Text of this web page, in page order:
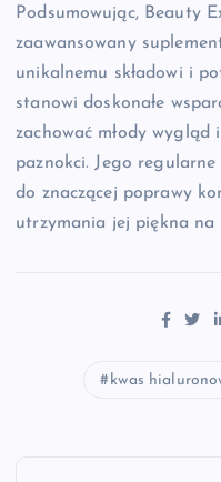
Podsumowując, Beauty
zaawansowany
unikalnemu składowi i
stanowi doskonałe
zachować młody wygląd
paznokci. Jego
do znaczącej poprawy
utrzymania jej piękna na
kwas